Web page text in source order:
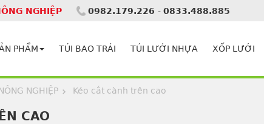
NGHIỆP 0982.179.226 - 0833.488.885
PHẨM TÚI BAO TRÁI TÚI LƯỚI NHỰA XỐP LƯỚI
NGHIỆP Kéo cắt cành trên cao
CAO